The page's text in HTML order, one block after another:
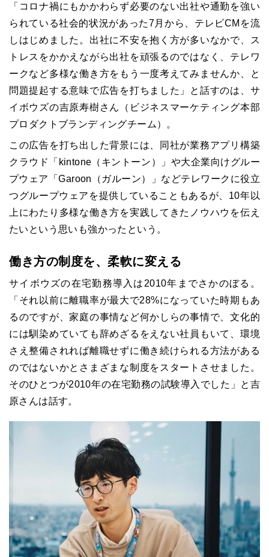
「コロナ禍にもかかわらず必要のない出社や通勤を強い
られている社会的状況があった7月から、テレビCMを流
しはじめました。出社に不安を抱く方が多いなかで、ス
トレスをかかえながら出社を頑張るのではなく、テレワ
ークなど多様な働き方をもう一度考えてみませんか、と
問題提起する意味で広告を打ちました」と話すのは、サ
イボウズの吉原寿樹さん（ビジネスマーケティング本部
プロダクトブランディングチーム）。
この広告を打ち出した背景には、同社が業務アプリ構築
クラウド「kintone（キントーン）」や大企業向けグルー
プウェア「Garoon（ガルーン）」などテレワークに役立
つグループウェアを提供していることもあるが、10年以
上にわたり多様な働き方を実践してきたノウハウを伝え
たいという思いも強かったという。
働き方の制度を、柔軟に変える
サイボウズの在宅勤務導入は2010年までさかのぼる。
「それ以前に離職率が最大で28%になっていた時期もあ
るのですが、家庭の事情など何かしらの事情で、文化的
には馴染めていても辞めざるをえない社員もいて、環境
さえ整備されれば離職せずに働き続けられる方法がある
のではないかとさまざまな制度をスタートさせました。
そのひとつが2010年の在宅勤務の試験導入でした」と吉
原さんは話す。